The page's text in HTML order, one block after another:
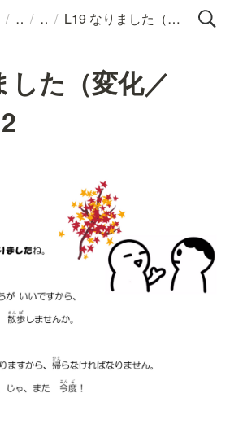
/ / / L19 なりました（変化／Change）2
した（変化／